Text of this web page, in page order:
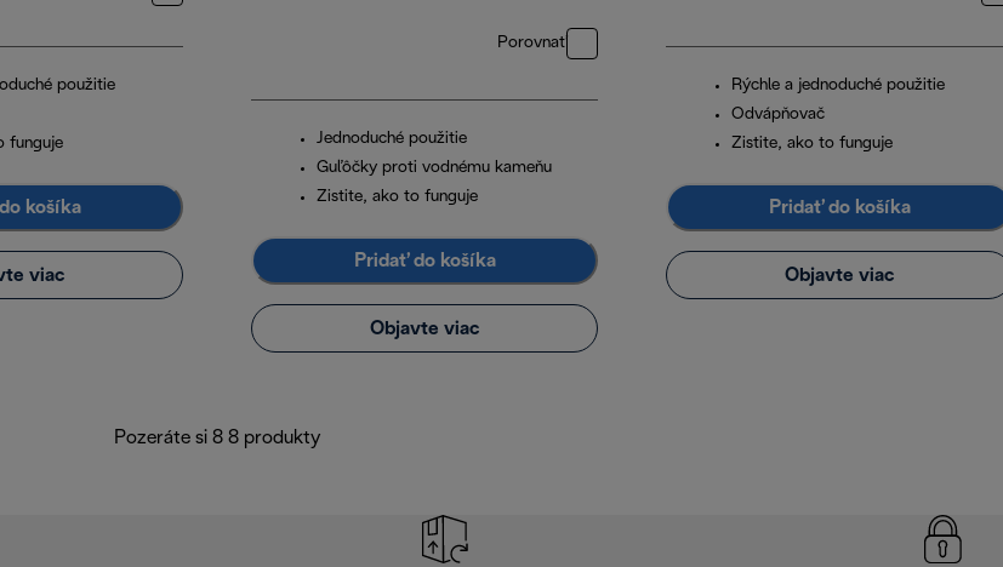
použitie
funguje
košíka
viac
Porovnať
Jednoduché použitie
Guľôčky proti vodnému kameňu
Zistite, ako to funguje
Pridať do košíka
Objavte viac
Rýchle a jednoduché použitie
Odvápňovač
Zistite, ako to funguje
Pridať do košíka
Objavte viac
Pozeráte si 8 8 produkty